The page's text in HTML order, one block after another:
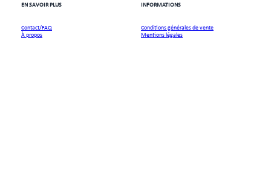
EN SAVOIR PLUS INFORMATIONS
Contact/FAQ
À propos
Conditions générales de vente
Mentions légales